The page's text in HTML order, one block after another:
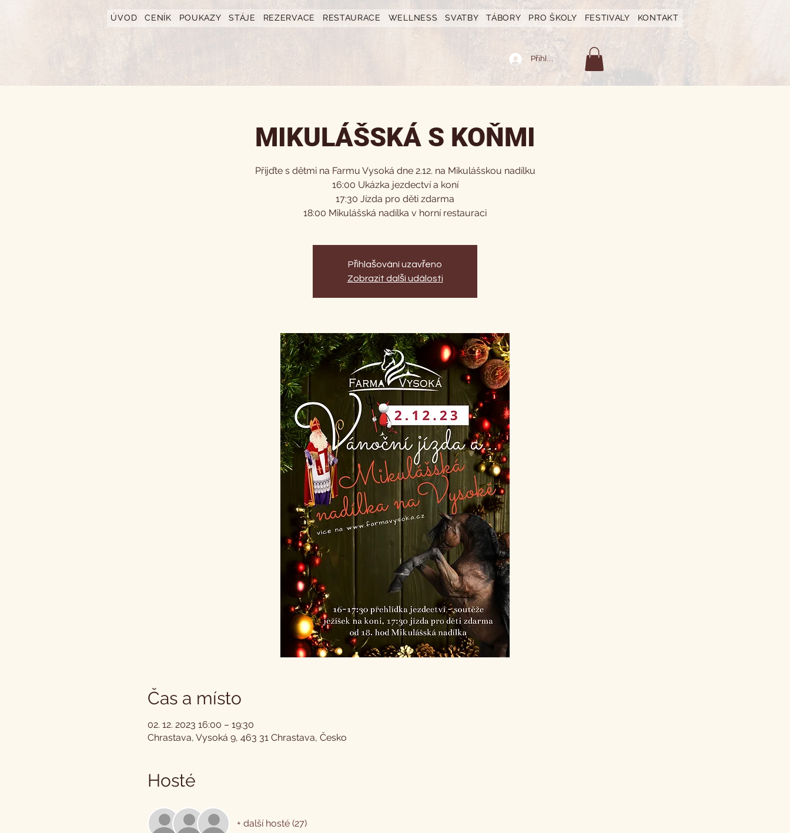
ÚVOD CENÍK POUKAZY STÁJE REZERVACE RESTAURACE WELLNESS SVATBY TÁBORY PRO ŠKOLY FESTIVALY KONTAKT
Přihlásit se
MIKULÁŠSKÁ S KOŇMI
Přijďte s dětmi na Farmu Vysoká dne 2.12. na Mikulášskou nadílku
16:00 Ukázka jezdectví a koní
17:30 Jízda pro děti zdarma
18:00 Mikulášská nadílka v horní restauraci
Přihlašování uzavřeno
Zobrazit další události
Čas a místo
02. 12. 2023 16:00 – 19:30
Chrastava, Vysoká 9, 463 31 Chrastava, Česko
Hosté
+ další hosté (27)